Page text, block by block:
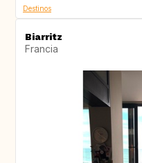
Destinos
Biarritz
Francia